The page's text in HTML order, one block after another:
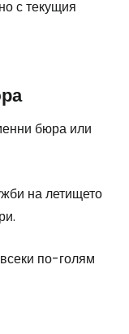
с текущия
бюра или
на летището
по-голям